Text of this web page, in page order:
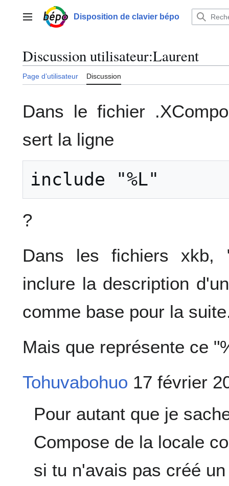
contenuMenu principalDisposition de clavier bépo
Discussion utilisateur:Laurent
Page d’utilisateur Discussion
Dans le fichier
sert la ligne
?
Dans les fichiers xkb,
inclure la description
comme base pour la
Mais que représente ce
Tohuvabohuo 17 février
Pour autant que je
Compose de la locale
si tu n'avais pas créé